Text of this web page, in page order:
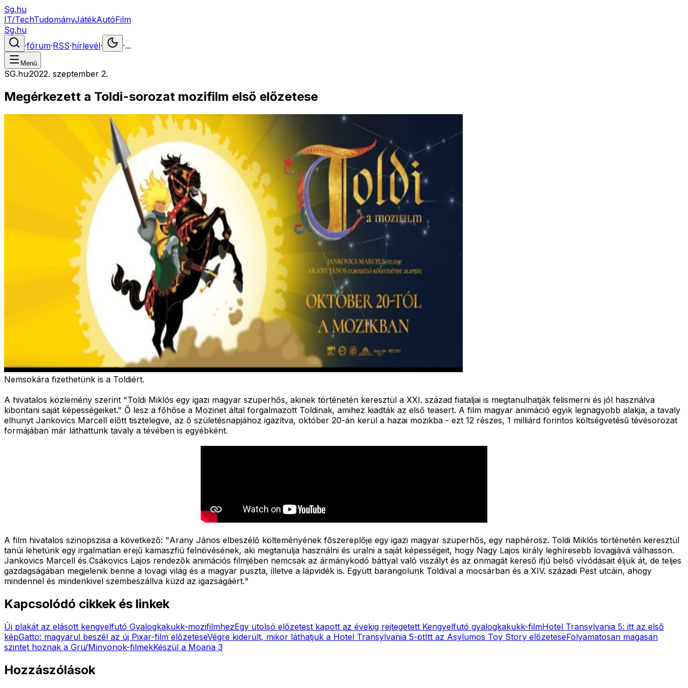
Sg.hu
IT/TechTudományJátékAutóFilm
Sg.hu
·fórum·RSS·hírlevél· ·...
Menü
SG.hu·2022. szeptember 2.
Megérkezett a Toldi-sorozat mozifilm első előzetese
Nemsokára fizethetünk is a Toldiért.
A hivatalos közlemény szerint "Toldi Miklós egy igazi magyar szuperhős, akinek történetén keresztül a XXI. század fiataljai is megtanulhatják felismerni és jól használva
kibontani saját képességeiket." Ő lesz a főhőse a Mozinet által forgalmazott Toldinak, amihez kiadták az első teasert. A film magyar animáció egyik legnagyobb alakja, a tavaly
elhunyt Jankovics Marcell előtt tisztelegve, az ő születésnapjához igazítva, október 20-án kerül a hazai mozikba - ezt 12 részes, 1 milliárd forintos költségvetésű tévésorozat
formájában már láthattunk tavaly a tévében is egyébként.
A film hivatalos szinopszisa a következő: "Arany János elbeszélő költeményének főszereplője egy igazi magyar szuperhős, egy naphérosz. Toldi Miklós történetén keresztül
tanúi lehetünk egy irgalmatlan erejű kamaszfiú felnövésének, aki megtanulja használni és uralni a saját képességeit, hogy Nagy Lajos király leghíresebb lovagjává válhasson.
Jankovics Marcell és Csákovics Lajos rendezők animációs filmjében nemcsak az ármánykodó báttyal való viszályt és az önmagát kereső ifjú belső vívódásait éljük át, de teljes
gazdagságában megjelenik benne a lovagi világ és a magyar puszta, illetve a lápvidék is. Együtt barangolunk Toldival a mocsárban és a XIV. századi Pest utcáin, ahogy
mindennel és mindenkivel szembeszállva küzd az igazságáért."
Kapcsolódó cikkek és linkek
Új plakát az elásott kengyelfutó Gyalogkakukk-mozifilmhezEgy utolsó előzetest kapott az évekig rejtegetett Kengyelfutó gyalogkakukk-filmHotel Transylvania 5: itt az első
képGatto: magyarul beszél az új Pixar-film előzeteseVégre kiderült, mikor láthatjuk a Hotel Transylvania 5-ötItt az Asylumos Toy Story előzeteseFolyamatosan magasan
szintet hoznak a Gru/Minyonok-filmekKészül a Moana 3
Hozzászólások